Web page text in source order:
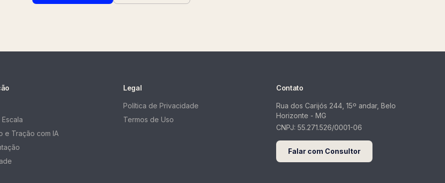
e Tração com IA
Legal
Política de Privacidade
Termos de Uso
Contato
Rua dos Carijós 244, 15º andar, Belo
Horizonte - MG
CNPJ: 55.271.526/0001-06
Falar com Consultor